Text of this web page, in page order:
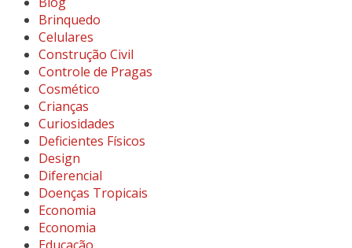
Brinquedo
Celulares
Construção Civil
Controle de Pragas
Cosmético
Crianças
Curiosidades
Deficientes Físicos
Design
Diferencial
Doenças Tropicais
Economia
Economia